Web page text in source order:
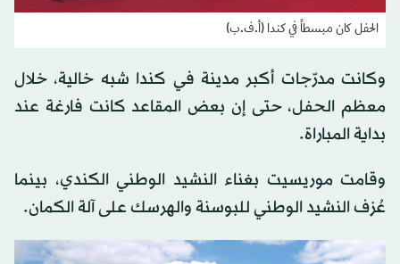
الحفل كان مبسطاً في كندا (أ.ف.ب)
وكانت مدرّجات أكبر مدينة في كندا شبه خالية، خلال
معظم الحفل، حتى إن بعض المقاعد كانت فارغة عند
بداية المباراة.
وقامت موريسيت بغناء النشيد الوطني الكندي، بينما
عُزف النشيد الوطني للبوسنة والهرسك على آلة الكمان.